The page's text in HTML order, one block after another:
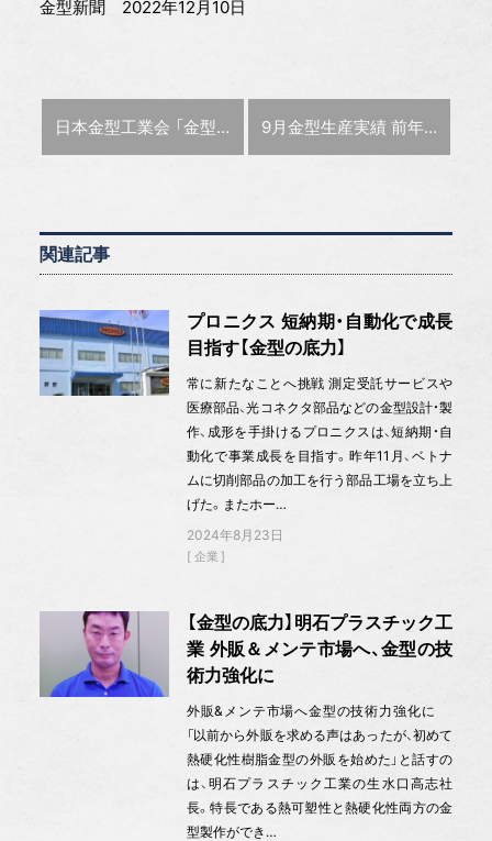
金型新聞 2022年12月10日
前の記事 :
日本金型工業会 「金型の日」記念式典 優良従業員110人を表彰 次の記事 :
9月金型生産実績 前年同月比11.4％増の348億8600万円
関連記事
プロニクス 短納期・自動化で成長
目指す【金型の底力】
常に新たなことへ挑戦 測定受託サービスや
医療部品、光コネクタ部品などの金型設計・製
作、成形を手掛けるプロニクスは、短納期・自
動化で事業成長を目指す。昨年11月、ベトナ
ムに切削部品の加工を行う部品工場を立ち上
げた。またホー…
2024年8月23日
企業
【金型の底力】明石プラスチック工
業 外販＆メンテ市場へ、金型の技
術力強化に
外販&メンテ市場へ金型の技術力強化に
「以前から外販を求める声はあったが、初めて
熱硬化性樹脂金型の外販を始めた」と話すの
は、明石プラスチック工業の生水口高志社
長。特長である熱可塑性と熱硬化性両方の金
型製作ができ…